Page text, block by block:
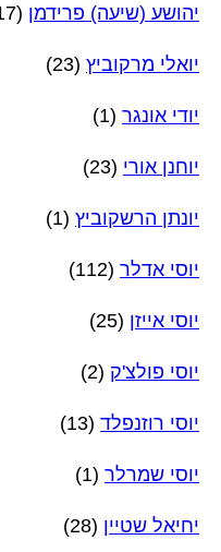
יהושע (שיעה) פרידמן (17)
יואלי מרקוביץ (23)
יודי אונגר (1)
יוחנן אורי (23)
יונתן הרשקוביץ (1)
יוסי אדלר (112)
יוסי אייזן (25)
יוסי פולצ'ק (2)
יוסי רוזנפלד (13)
יוסי שמרלר (1)
יחיאל שטיין (28)